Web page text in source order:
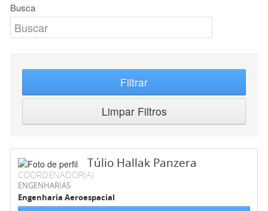
Busca
Filtrar
Limpar Filtros
Túlio Hallak Panzera
COORDENADOR(A)
ENGENHARIAS
Engenharia Aeroespacial